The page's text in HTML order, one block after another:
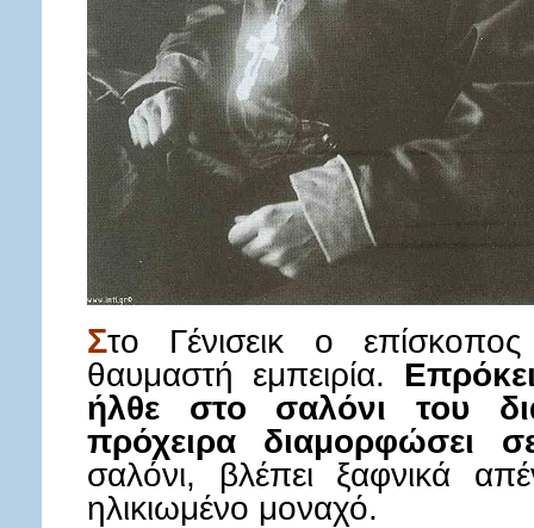
Στο Γένισεικ ο
θαυμαστή εμπειρία.
ήλθε στο σαλόνι του
πρόχειρα διαμορφώσει
σαλόνι, βλέπει ξαφνικά
ηλικιωμένο μοναχό.